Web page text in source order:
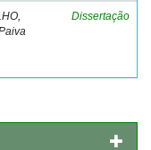
Dissertação